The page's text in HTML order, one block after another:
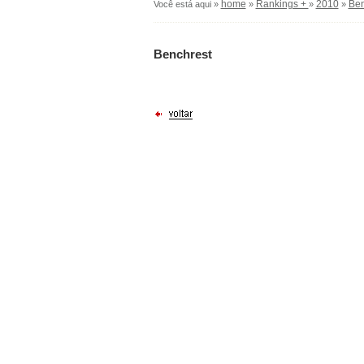
Você está aqui » home » Rankings + » 2010»
Benchrest